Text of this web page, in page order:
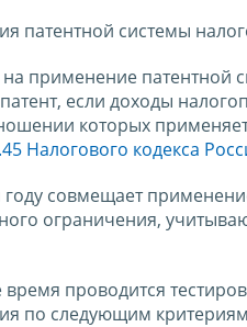
патентной системы
применение патентной
если доходы
которых
Налогового кодекса
совмещает
ограничения,
проводится
по следующим